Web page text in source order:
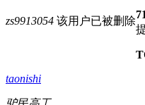
zs9913054 该用户已被删除
71
taonishi